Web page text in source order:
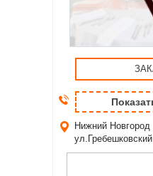
Нижний Новгород